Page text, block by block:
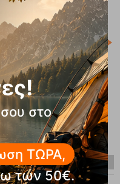
Μποτάκια
139,90 €
στο
ΤΩΡΑ,
των 50€.